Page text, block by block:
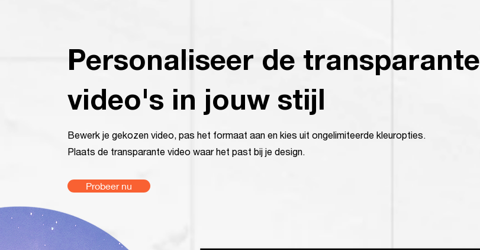
Personaliseer de transparante
video's in jouw stijl
Bewerk je gekozen video, pas het formaat aan en kies uit ongelimiteerde kleuropties.
Plaats de transparante video waar het past bij je design.
Probeer nu